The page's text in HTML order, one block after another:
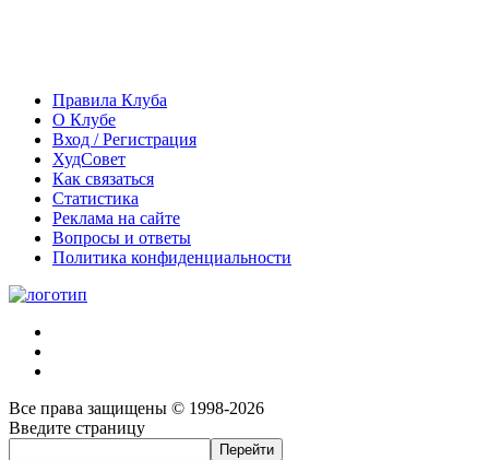
Правила Клуба
О Клубе
Вход / Регистрация
ХудСовет
Как связаться
Статистика
Реклама на сайте
Вопросы и ответы
Политика конфиденциальности
Все права защищены © 1998-2026
Введите страницу